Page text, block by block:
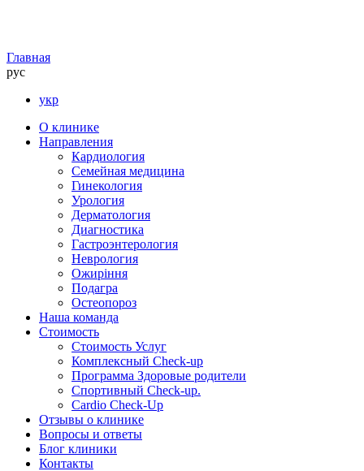
Главная
рус
укр
О клинике
Направления
Кардиология
Семейная медицина
Гинекология
Урология
Дерматология
Диагностика
Гастроэнтерология
Неврология
Ожиріння
Подагра
Остеопороз
Наша команда
Стоимость
Стоимость Услуг
Комплексный Check-up
Программа Здоровые родители
Спортивный Check-up.
Cardio Check-Up
Отзывы о клинике
Вопросы и ответы
Блог клиники
Контакты